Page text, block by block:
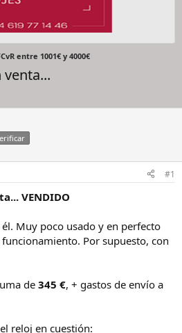
entre 1001€ y 4000€
venta...
#1
VENDIDO
Muy poco usado y en perfecto
Por supuesto, con
de 345 €, + gastos de envío a
reloj en cuestión: